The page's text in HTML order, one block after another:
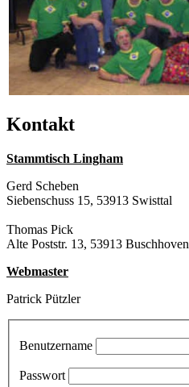
Kontakt
Stammtisch Lingham
Gerd Scheben
Siebenschuss 15, 53913 Swisttal
Thomas Pick
Alte Poststr. 13, 53913 Buschhoven
Webmaster
Patrick Pützler
Benutzername
Passwort